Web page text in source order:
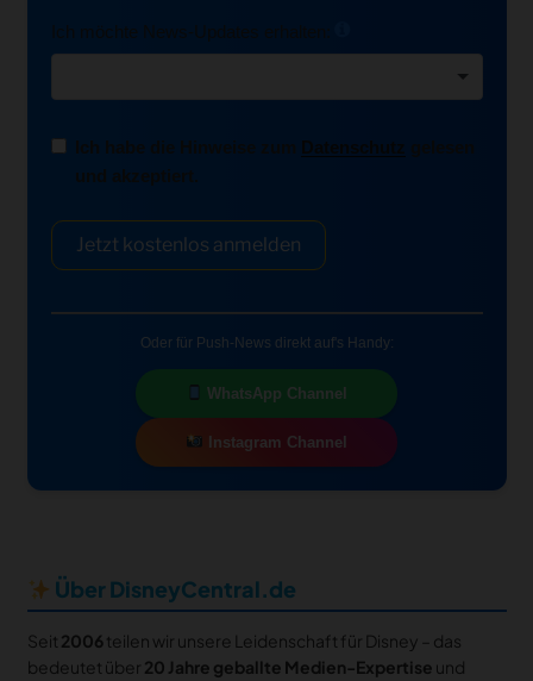
Datenschutz
Jetzt kostenlos anmelden
Oder für Push-News direkt auf's Handy:
WhatsApp Channel
Instagram Channel
Über DisneyCentral.de
Seit 2006teilen wir unsere Leidenschaft für Disney – das
bedeutet über 20 Jahre geballte Medien-Expertise und